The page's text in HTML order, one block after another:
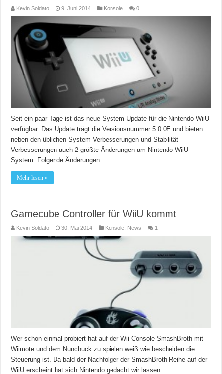
Kevin Soldato 9. Juni 2014 Konsole 0
Seit ein paar Tage ist das neue System Update für die Nintendo WiiU
verfügbar. Das Update trägt die Versionsnummer 5.0.0E und bieten
neben den üblichen System Verbesserungen und Stabilität
Verbesserungen auch 2 größte Änderungen am Nintendo WiiU
System. Folgende Änderungen …
Mehr lesen »
Gamecube Controller für WiiU kommt
Kevin Soldato 30. Mai 2014 Konsole News 1
Wer schon einmal probiert hat auf der Wii Console SmashBroth mit
Wiimote und dem Nunchuck zu spielen weiß wie bescheiden die
Steuerung ist. Da bald der Nachfolger der SmashBroth Reihe auf der
WiiU erscheint hat sich Nintendo gedacht wir lassen …